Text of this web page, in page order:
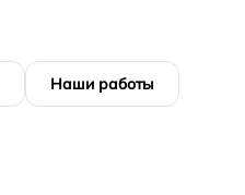
Наши работы